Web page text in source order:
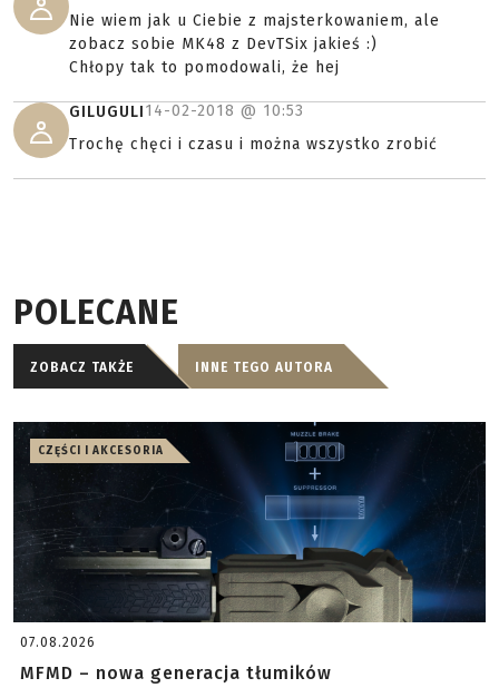
Nie wiem jak u Ciebie z majsterkowaniem, ale
zobacz sobie MK48 z DevTSix jakieś :)
Chłopy tak to pomodowali, że hej
GILUGULI14-02-2018 @ 10:53
Trochę chęci i czasu i można wszystko zrobić
POLECANE
ZOBACZ TAKŻE INNE TEGO AUTORA
CZĘŚCI I AKCESORIA
07.08.2026
MFMD – nowa generacja tłumików